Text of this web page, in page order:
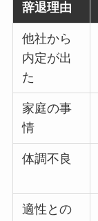
辞退理由
他社から
内定が出
た
家庭の事
情
体調不良
適性との